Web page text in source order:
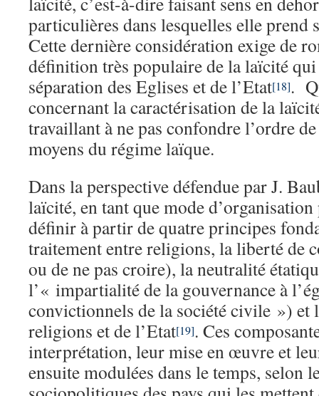
particulières dans lesquelles elle prend
Cette dernière considération exige de
définition très populaire de la laïcité qui
séparation des Eglises et de l’Etat[18].
concernant la caractérisation de la
travaillant à ne pas confondre l’ordre
moyens du régime laïque.
Dans la perspective défendue par J.
laïcité, en tant que mode
définir à partir de quatre principes
traitement entre religions, la liberté de
ou de ne pas croire), la neutralité
l’« impartialité de la gouvernance à
convictionnels de la société civile ») et
religions et de l’Etat[19]. Ces
interprétation, leur mise en œuvre et
ensuite modulées dans le temps, selon